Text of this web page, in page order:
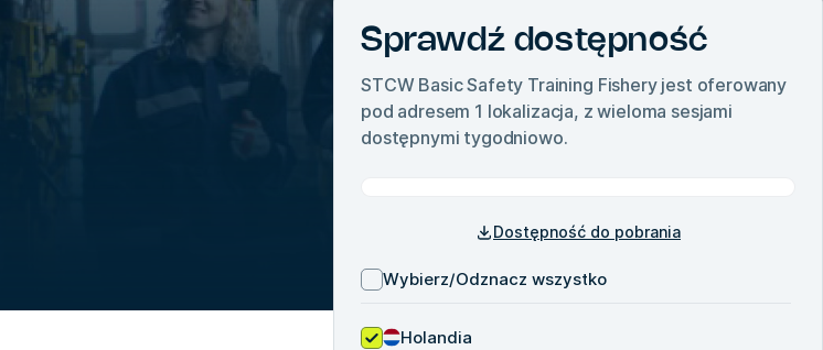
Sprawdź dostępność
STCW Basic Safety Training Fisheryjest oferowany
pod adresem 1 lokalizacja, z wieloma sesjami
dostępnymi tygodniowo.
Dostępność do pobrania
Wybierz/Odznacz wszystko
Holandia